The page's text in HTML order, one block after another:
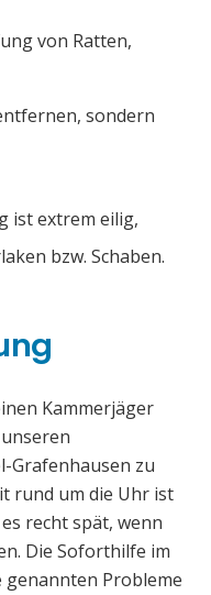
von Ratten,
sondern
ist extrem eilig,
bzw. Schaben.
Kammerjäger
Grafenhausen zu
rund um die Uhr ist
recht spät, wenn
Die Soforthilfe im
Probleme